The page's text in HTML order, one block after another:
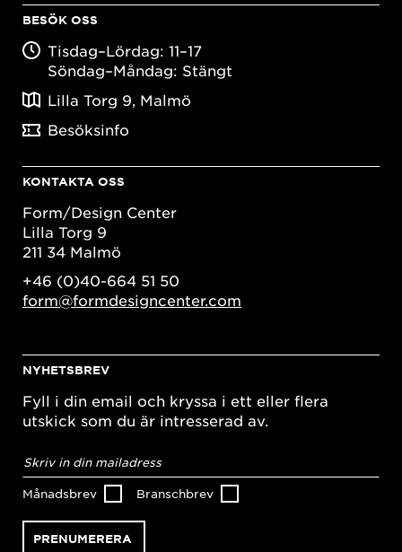
BESÖK OSS
Tisdag–Lördag: 11–17
Söndag–Måndag: Stängt
Lilla Torg 9, Malmö
Besöksinfo
KONTAKTA OSS
Form/Design Center
Lilla Torg 9
211 34 Malmö
+46 (0)40-664 51 50
form@formdesigncenter.com
NYHETSBREV
Fyll i din email och kryssa i ett eller flera
utskick som du är intresserad av.
postadress*
Månadsbrev Branschbrev